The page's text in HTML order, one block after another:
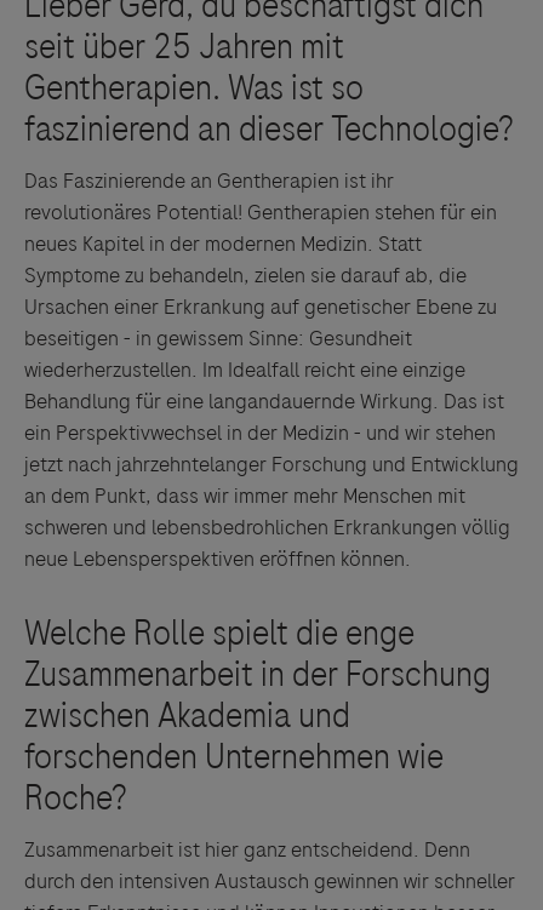
Das Faszinierende an Gentherapien ist ihr
revolutionäres Potential! Gentherapien stehen für ein
neues Kapitel in der modernen Medizin. Statt
Symptome zu behandeln, zielen sie darauf ab, die
Ursachen einer Erkrankung auf genetischer Ebene zu
beseitigen - in gewissem Sinne: Gesundheit
wiederherzustellen. Im Idealfall reicht eine einzige
Behandlung für eine langandauernde Wirkung. Das ist
ein Perspektivwechsel in der Medizin - und wir stehen
jetzt nach jahrzehntelanger Forschung und Entwicklung
an dem Punkt, dass wir immer mehr Menschen mit
schweren und lebensbedrohlichen Erkrankungen völlig
neue Lebensperspektiven eröffnen können.
Zusammenarbeit ist hier ganz entscheidend. Denn
durch den intensiven Austausch gewinnen wir schneller